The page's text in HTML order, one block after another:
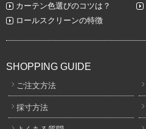
カーテン色選びのコツは？
ロールスクリーンの特徴
SHOPPING GUIDE
ご注文方法
採寸方法